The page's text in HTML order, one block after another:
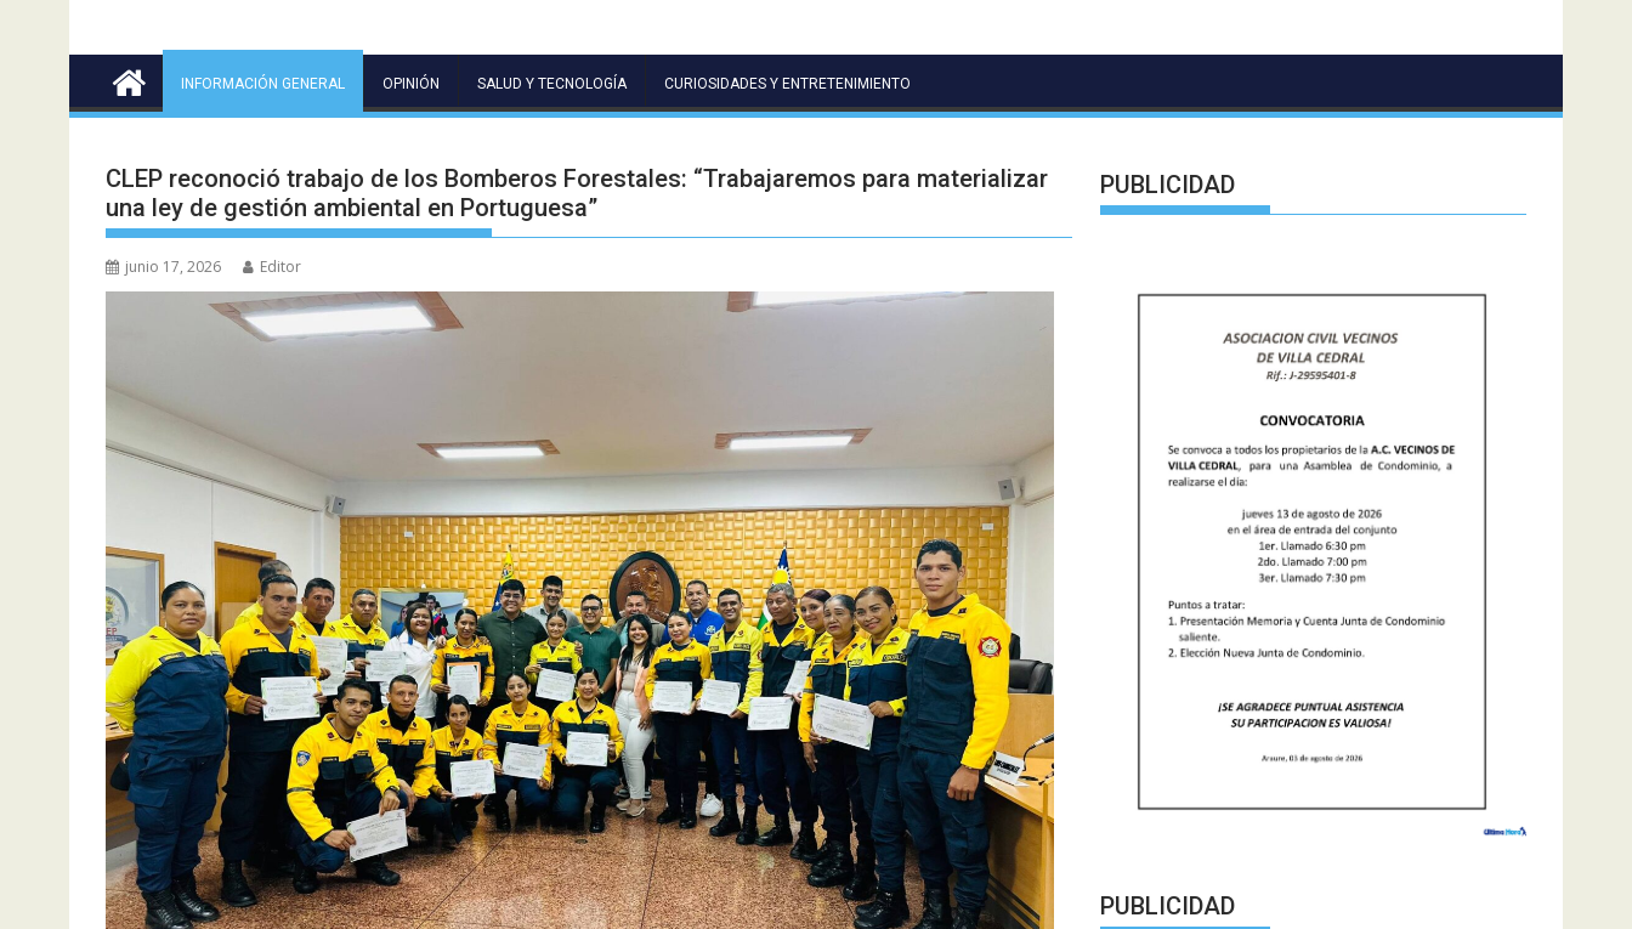
INFORMACIÓN GENERAL OPINIÓN SALUD Y TECNOLOGÍA CURIOSIDADES Y ENTRETENIMIENTO
CLEP reconoció trabajo de los Bomberos Forestales: “Trabajaremos para materializar
una ley de gestión ambiental en Portuguesa”
junio 17, 2026 Editor
PUBLICIDAD
PUBLICIDAD